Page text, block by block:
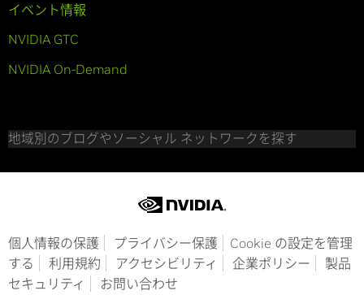
イベント情報
NVIDIA GTC
NVIDIA On-Demand
地域別のブログやソーシャル ネットワークを探す
個人情報の保護 プライバシー保護
Cookie の設定を管理
する
利用規約 アクセシビリティ 企業ポリシー
製品
セキュリティ
お問い合わせ